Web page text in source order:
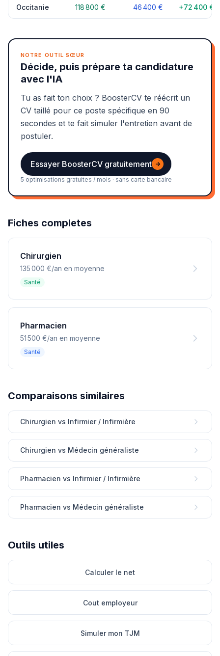
Occitanie 118 800 € 46 400 € +72 400 €
NOTRE OUTIL SŒUR
Décide, puis prépare ta candidature
avec l'IA
Tu as fait ton choix ? BoosterCV te réécrit un
CV taillé pour ce poste spécifique en 90
secondes et te fait simuler l'entretien avant de
postuler.
Essayer BoosterCV gratuitement →
5 optimisations gratuites / mois · sans carte bancaire
Fiches completes
Chirurgien
135 000 €/an en moyenne
Santé
Pharmacien
51 500 €/an en moyenne
Santé
Comparaisons similaires
Chirurgien vs Infirmier / Infirmière
Chirurgien vs Médecin généraliste
Pharmacien vs Infirmier / Infirmière
Pharmacien vs Médecin généraliste
Outils utiles
Calculer le net
Cout employeur
Simuler mon TJM